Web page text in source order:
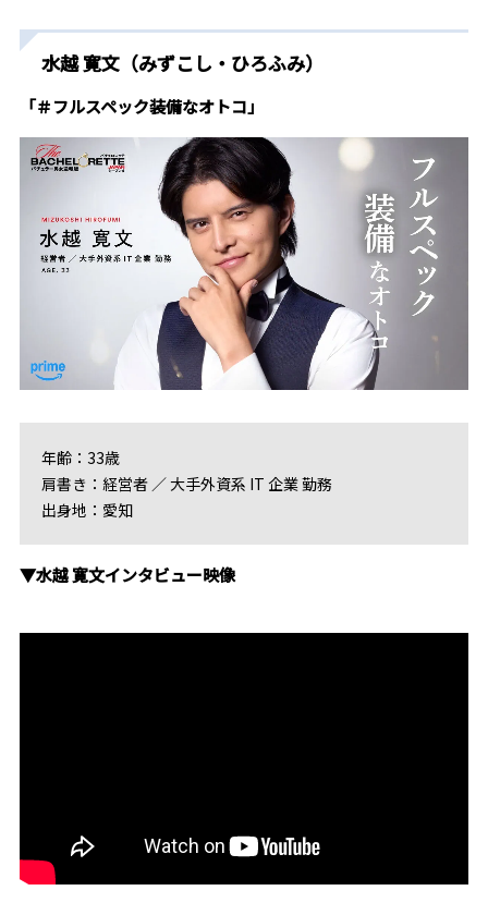
水越 寛文（みずこし・ひろふみ）
「＃フルスペック装備なオトコ」
年齢：33歳
肩書き：経営者 ／ 大手外資系 IT 企業 勤務
出身地：愛知
▼水越 寛文インタビュー映像